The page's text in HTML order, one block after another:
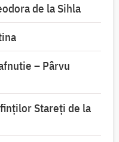
de la Sihla
– Pârvu
Stareți de la